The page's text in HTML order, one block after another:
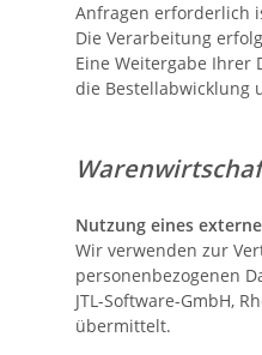
Anfragen erforderlich
Die Verarbeitung
Eine Weitergabe
die Bestellabwicklung
Nutzung eines
Wir verwenden zur
personenbezogenen
JTL-Software-GmbH,
übermittelt.